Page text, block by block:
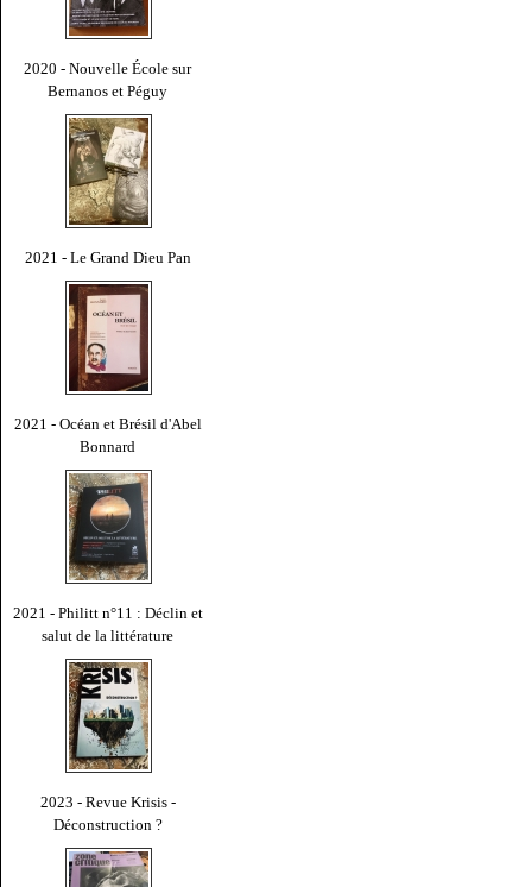
2020 - Nouvelle École sur
Bernanos et Péguy
2021 - Le Grand Dieu Pan
2021 - Océan et Brésil d'Abel
Bonnard
2021 - Philitt n°11 : Déclin et
salut de la littérature
2023 - Revue Krisis -
Déconstruction ?